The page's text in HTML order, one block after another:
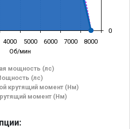
Об/мин
мощность (лс)
(лс)
крутящий момент (Нм)
момент (Нм)
4000 5000 6000 7000 8000
0